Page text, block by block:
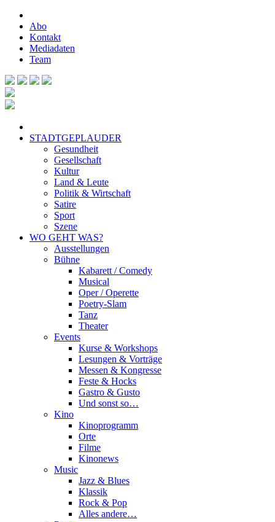
Abo
Kontakt
Mediadaten
Team
STADTGEPLAUDER
Gesundheit
Gesellschaft
Kultur
Land & Leute
Politik & Wirtschaft
Satire
Sport
Szene
WO GEHT WAS?
Ausstellungen
Bühne
Kabarett / Comedy
Musical
Oper / Operette
Poetry-Slam
Tanz
Theater
Events
Kurse & Workshops
Lesungen & Vorträge
Messen & Kongresse
Feste & Hocks
Gastro & Gusto
Und sonst so…
Kino
Kinoprogramm
Orte
Filme
Kinonews
Music
Jazz & Blues
Klassik
Rock & Pop
Alles andere…